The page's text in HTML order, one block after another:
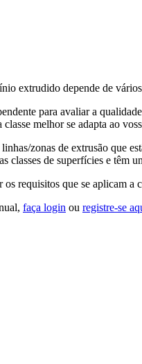
extrudido depende de
para avaliar a
melhor se adapta ao
zonas de extrusão que
classes de superfícies e têm
requisitos que se aplicam a
faça login ou registre-se